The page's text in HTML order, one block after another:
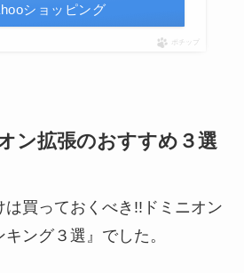
ショッピング
ポチップ
ン拡張のおすすめ３選
は買っておくべき!!ドミニオン
ング３選』でした。